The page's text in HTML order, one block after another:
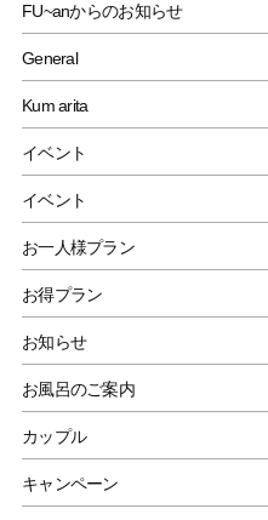
FU~anからのお知らせ
General
Kum arita
イベント
イベント
お一人様プラン
お得プラン
お知らせ
お風呂のご案内
カップル
キャンペーン